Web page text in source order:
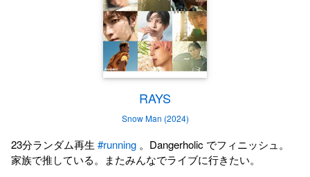
RAYS
Snow Man (2024)
23分ランダム再生 #running 。Dangerholic でフィニッシュ。
家族で推している。またみんなでライブに行きたい。